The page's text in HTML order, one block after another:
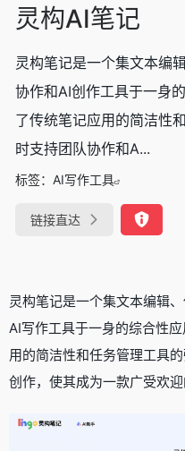
灵构AI笔记
灵构笔记是一个集文本编
协作和AI创作工具于一身
了传统笔记应用的简洁性
时支持团队协作和A...
标签： AI写作工具
链接直达
灵构笔记是一个集文本编辑
AI写作工具于一身的综合性
用的简洁性和任务管理工具
创作，使其成为一款广受欢迎